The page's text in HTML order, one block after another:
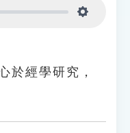
於經學研究，